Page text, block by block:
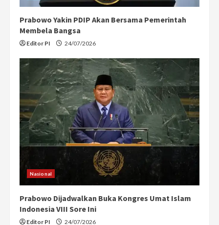
Prabowo Yakin PDIP Akan Bersama Pemerintah
Membela Bangsa
Editor PI 24/07/2026
Nasional
Prabowo Dijadwalkan Buka Kongres Umat Islam
Indonesia VIII Sore Ini
Editor PI 24/07/2026